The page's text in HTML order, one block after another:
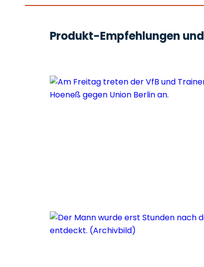
Produkt-Empfehlungen